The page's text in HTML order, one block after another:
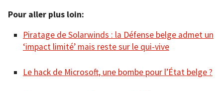
Pour aller plus loin:
Piratage de Solarwinds : la Défense belge admet un
‘impact limité’ mais reste sur le qui-vive
Le hack de Microsoft, une bombe pour l’État belge ?